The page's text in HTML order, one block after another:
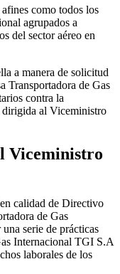
como todos los
agrupados a
del sector aéreo en
a manera de solicitud
Transportadora de Gas
contra la
al Viceministro
Viceministro
calidad de Directivo
de Gas
serie de prácticas
Internacional TGI S.A
laborales de los